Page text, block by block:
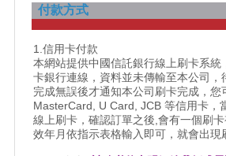
付款方式
1.信用卡付款
本網站提供中國信託銀行線上刷卡系統
卡銀行連線，資料並未傳輸至本公司，
完成無誤後才通知本公司刷卡完成，您
MasterCard, U Card, JCB 等信用卡，
線上刷卡，確認訂單之後,會有一個刷
效年月依指示表格輸入即可，就會出現